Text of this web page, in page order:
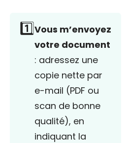
1️⃣Vous m’envoyez
votre document
: adressez une
copie nette par
e-mail (PDF ou
scan de bonne
qualité), en
indiquant la